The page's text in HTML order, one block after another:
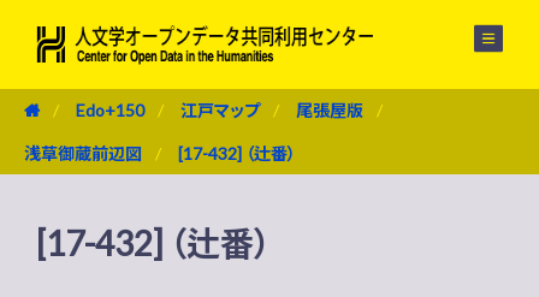
Edo+150 江戸マップ 尾張屋版
浅草御蔵前辺図 [17-432] （辻番）
[17-432] （辻番）